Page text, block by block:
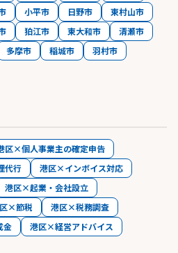
小平市 日野市
東村山市
狛江市 東大和市
清瀬市
多摩市 稲城市
羽村市
区×個人事業主の確定申告
代行
港区×インボイス対応
港区×起業・会社設立
×節税
港区×税務調査
金
港区×経営アドバイス